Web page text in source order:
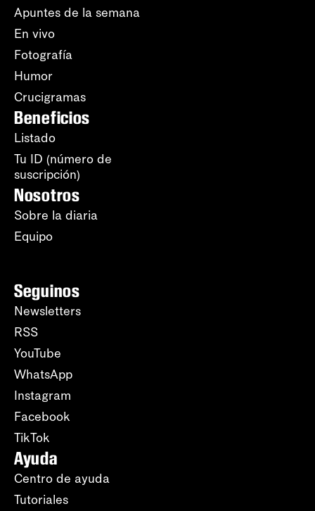
Apuntes de la semana
En vivo
Fotografía
Humor
Crucigramas
Beneficios
Listado
Tu ID (número de
suscripción)
Nosotros
Sobre la diaria
Equipo
Seguinos
Newsletters
RSS
YouTube
WhatsApp
Instagram
Facebook
TikTok
Ayuda
Centro de ayuda
Tutoriales